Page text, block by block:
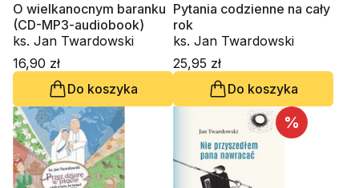
O wielkanocnym baranku
(CD-MP3-audiobook)
ks. Jan Twardowski
16,90 zł
Do koszyka
Pytania codzienne na cały
rok
ks. Jan Twardowski
25,95 zł
Do koszyka
%